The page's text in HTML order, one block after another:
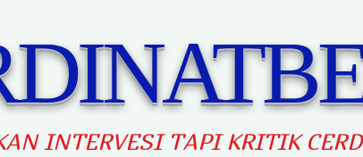
INTERVESI TAPI KRITIK